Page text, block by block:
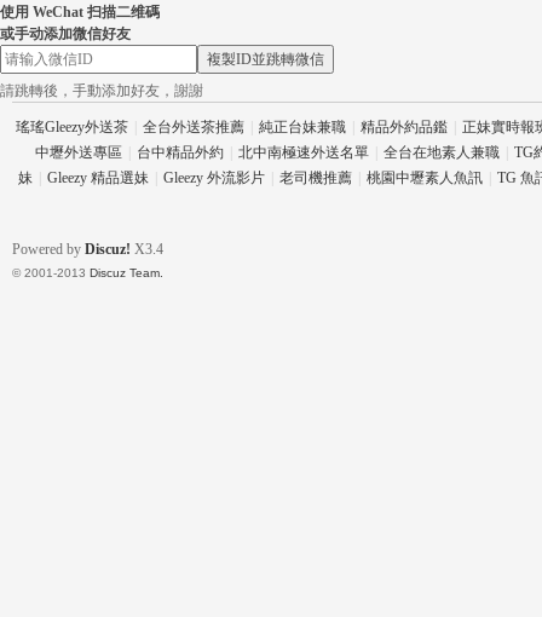
壇
使用 WeChat 扫描二维碼
或手动添加微信好友
複製ID並跳轉微信
請跳轉後，手動添加好友，謝謝
瑤瑤Gleezy外送茶 全台外送茶推薦 純正台妹兼職 精品外約品鑑
正妹實時報
中壢外送專區
台中精品外約 北中南極速外送名單 全台在地素人兼職
TG
妹
Gleezy 精品選妹 Gleezy 外流影片 老司機推薦 桃園中壢素人魚訊 TG 魚
Powered by Discuz! X3.4
© 2001-2013 Discuz Team.